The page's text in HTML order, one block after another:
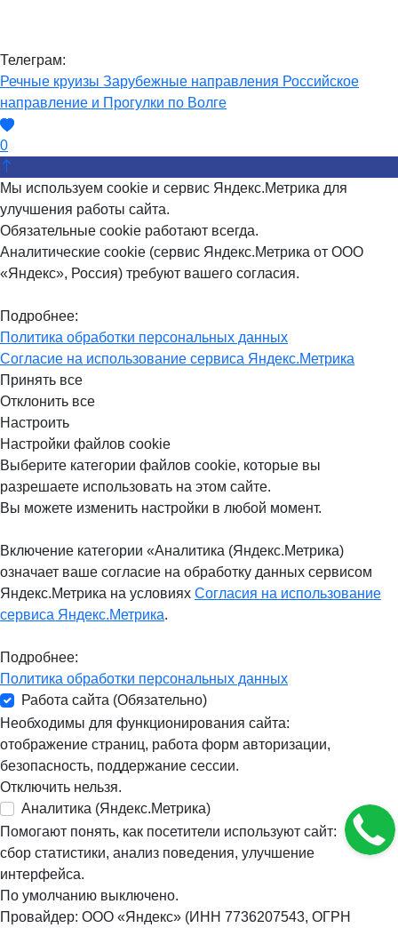
Телеграм:
Речные круизы Зарубежные направления Российское
направление и Прогулки по Волге
0
Мы используем cookie и сервис Яндекс.Метрика для
улучшения работы сайта.
Обязательные cookie работают всегда.
Аналитические cookie (сервис Яндекс.Метрика от ООО
«Яндекс», Россия) требуют вашего согласия.
Подробнее:
Политика обработки персональных данных
Согласие на использование сервиса Яндекс.Метрика
Принять все
Отклонить все
Настроить
Настройки файлов cookie
Выберите категории файлов cookie, которые вы
разрешаете использовать на этом сайте.
Вы можете изменить настройки в любой момент.
Включение категории «Аналитика (Яндекс.Метрика)
означает ваше согласие на обработку данных сервисом
Яндекс.Метрика на условиях Согласия на использование
сервиса Яндекс.Метрика.
Подробнее:
Политика обработки персональных данных
Работа сайта (Обязательно)
Необходимы для функционирования сайта:
отображение страниц, работа форм авторизации,
безопасность, поддержание сессии.
Отключить нельзя.
Аналитика (Яндекс.Метрика)
Помогают понять, как посетители используют сайт:
сбор статистики, анализ поведения, улучшение
интерфейса.
По умолчанию выключено.
Провайдер: ООО «Яндекс» (ИНН 7736207543, ОГРН